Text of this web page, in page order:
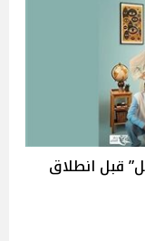
قبل انطلاق